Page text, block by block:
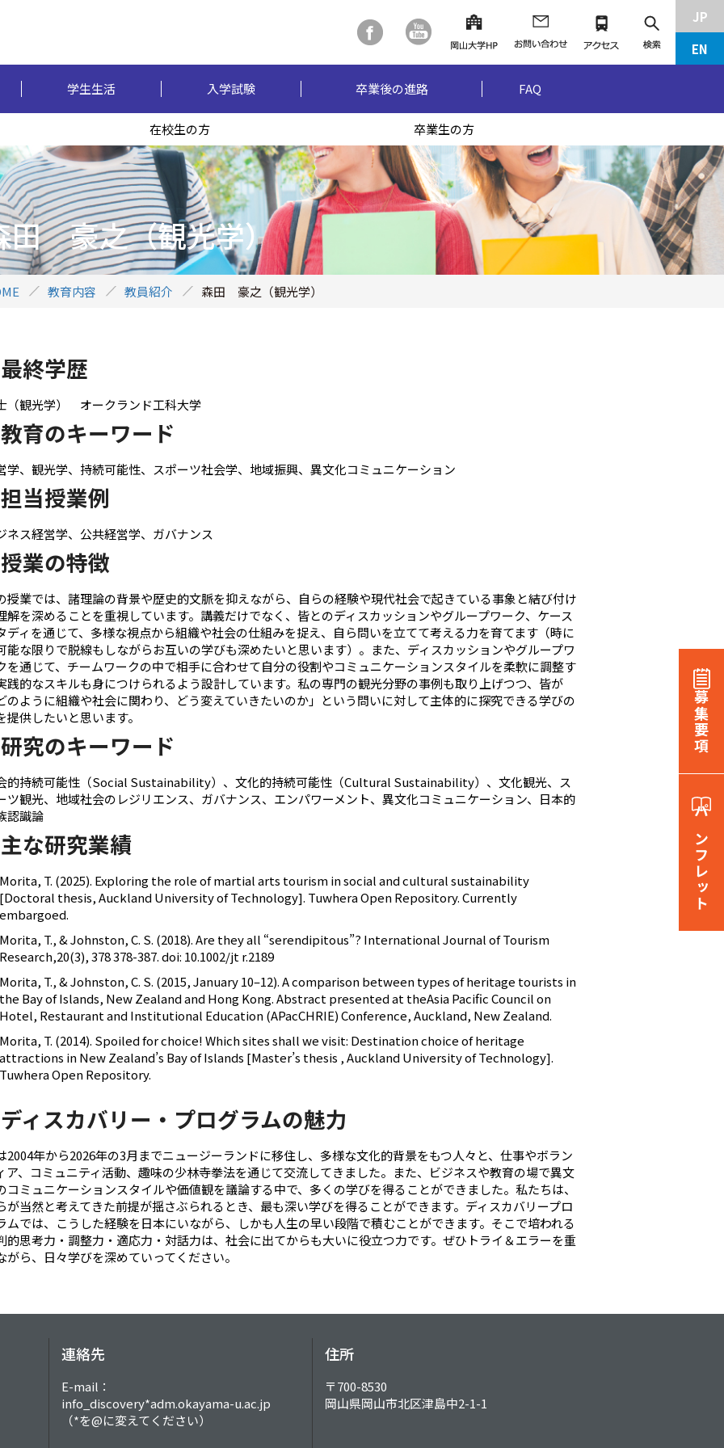
JP
EN
学生生活 入学試験 卒業後の進路 FAQ
在校生の方 卒業生の方
田 豪之（観光学）
教育内容 教員紹介 森田 豪之（観光学）
最終学歴
（観光学） オークランド工科大学
教育のキーワード
学、観光学、持続可能性、スポーツ社会学、地域振興、異文化コミュニケーション
担当授業例
ネス経営学、公共経営学、ガバナンス
授業の特徴
授業では、諸理論の背景や歴史的文脈を抑えながら、自らの経験や現代社会で起きている事象と結び付け
解を深めることを重視しています。講義だけでなく、皆とのディスカッションやグループワーク、ケース
ディを通じて、多様な視点から組織や社会の仕組みを捉え、自ら問いを立てて考える力を育てます（時に
能な限りで脱線もしながらお互いの学びも深めたいと思います）。また、ディスカッションやグループワ
を通じて、チームワークの中で相手に合わせて自分の役割やコミュニケーションスタイルを柔軟に調整す
践的なスキルも身につけられるよう設計しています。私の専門の観光分野の事例も取り上げつつ、皆が
のように組織や社会に関わり、どう変えていきたいのか」という問いに対して主体的に探究できる学びの
提供したいと思います。
研究のキーワード
的持続可能性（Social Sustainability）、文化的持続可能性（Cultural Sustainability）、文化観光、ス
ツ観光、地域社会のレジリエンス、ガバナンス、エンパワーメント、異文化コミュニケーション、日本的
認識論
主な研究業績
Morita, T. (2025). Exploring the role of martial arts tourism in social and cultural sustainability
[Doctoral thesis, Auckland University of Technology]. Tuwhera Open Repository. Currently
embargoed.
Morita, T., & Johnston, C. S. (2018). Are they all “serendipitous”? International Journal of Tourism
Research,20(3), 378 378-387. doi: 10.1002/jt r.2189
Morita, T., & Johnston, C. S. (2015, January 10–12). A comparison between types of heritage tourists in
the Bay of Islands, New Zealand and Hong Kong. Abstract presented at theAsia Pacific Council on
Hotel, Restaurant and Institutional Education (APacCHRIE) Conference, Auckland, New Zealand.
Morita, T. (2014). Spoiled for choice! Which sites shall we visit: Destination choice of heritage
attractions in New Zealand’s Bay of Islands [Master’s thesis , Auckland University of Technology].
Tuwhera Open Repository.
ディスカバリー・プログラムの魅力
2004年から2026年の3月までニュージーランドに移住し、多様な文化的背景をもつ人々と、仕事やボラン
ア、コミュニティ活動、趣味の少林寺拳法を通じて交流してきました。また、ビジネスや教育の場で異文
コミュニケーションスタイルや価値観を議論する中で、多くの学びを得ることができました。私たちは、
が当然と考えてきた前提が揺さぶられるとき、最も深い学びを得ることができます。ディスカバリープロ
ムでは、こうした経験を日本にいながら、しかも人生の早い段階で積むことができます。そこで培われる
的思考力・調整力・適応力・対話力は、社会に出てからも大いに役立つ力です。ぜひトライ＆エラーを重
がら、日々学びを深めていってください。
連絡先
E-mail：
info_discovery*adm.okayama-u.ac.jp
（*を@に変えてください）
住所
〒700-8530
岡山県岡山市北区津島中2-1-1
募集要項
パンフレット